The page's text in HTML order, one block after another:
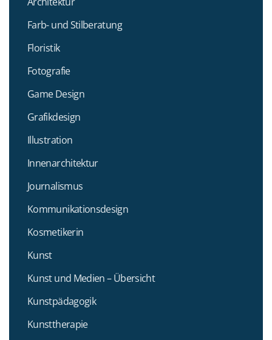
Farb- und Stilberatung
Floristik
Fotografie
Game Design
Grafikdesign
Illustration
Innenarchitektur
Journalismus
Kommunikationsdesign
Kosmetikerin
Kunst
Kunst und Medien – Übersicht
Kunstpädagogik
Kunsttherapie